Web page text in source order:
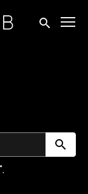
Suche